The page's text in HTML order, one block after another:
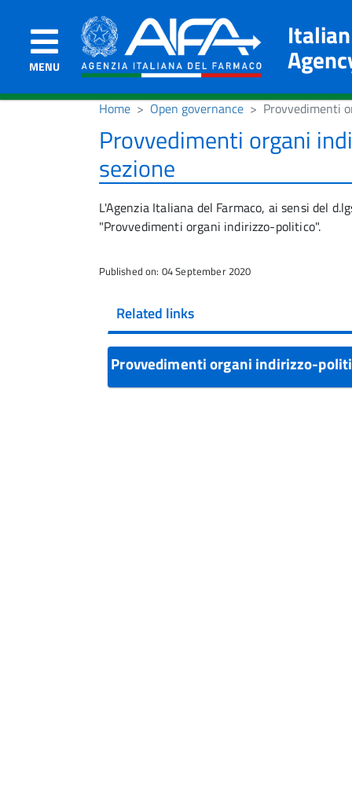
MENU
Home Open governance Provvedimenti
Provvedimenti organi
sezione
L'Agenzia Italiana del Farmaco, ai sensi del
"Provvedimenti organi indirizzo-politico".
Published on: 04 September 2020
Related links
Provvedimenti organi indirizzo-